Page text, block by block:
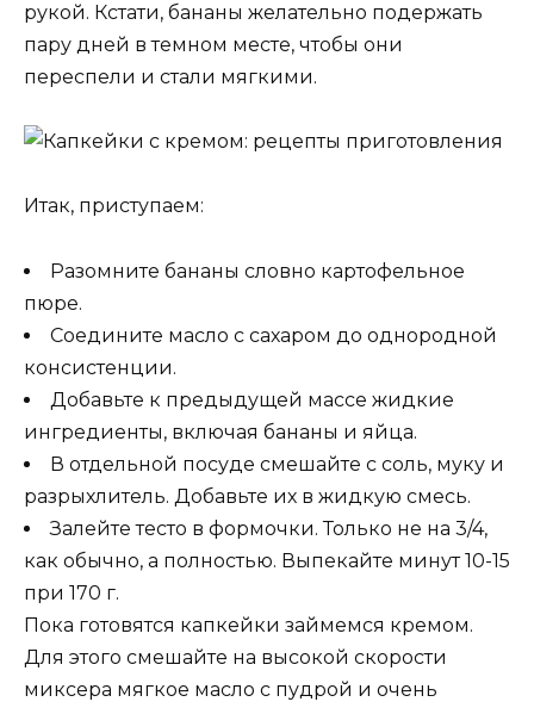
рукой. Кстати, бананы желательно подержать
пару дней в темном месте, чтобы они
переспели и стали мягкими.
Итак, приступаем:
Разомните бананы словно картофельное
пюре.
Соедините масло с сахаром до однородной
консистенции.
Добавьте к предыдущей массе жидкие
ингредиенты, включая бананы и яйца.
В отдельной посуде смешайте с соль, муку и
разрыхлитель. Добавьте их в жидкую смесь.
Залейте тесто в формочки. Только не на 3/4,
как обычно, а полностью. Выпекайте минут 10-15
при 170 г.
Пока готовятся капкейки займемся кремом.
Для этого смешайте на высокой скорости
миксера мягкое масло с пудрой и очень